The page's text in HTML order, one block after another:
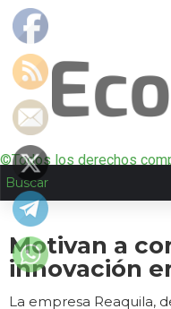
©Todos los derechos
Motivan a
innovación
La empresa Reaquila,